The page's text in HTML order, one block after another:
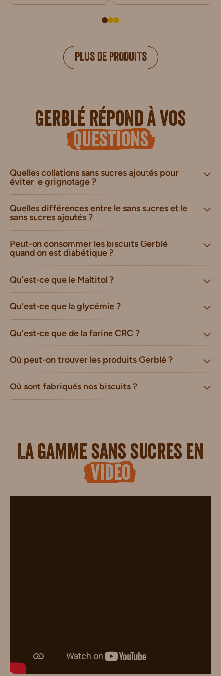
PLUS DE PRODUITS
Gerblé répond à vos
questions
Quelles collations sans sucres ajoutés pour
éviter le grignotage ?
Quelles différences entre le sans sucres et le
sans sucres ajoutés ?
Peut-on consommer les biscuits Gerblé
quand on est diabétique ?
Qu’est-ce que le Maltitol ?
Qu’est-ce que la glycémie ?
Qu’est-ce que de la farine CRC ?
Où peut-on trouver les produits Gerblé ?
Où sont fabriqués nos biscuits ?
La gamme sans sucres en
vidéo